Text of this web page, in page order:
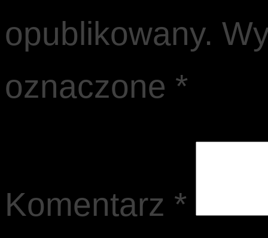
opublikowany.
oznaczone *
Komentarz *